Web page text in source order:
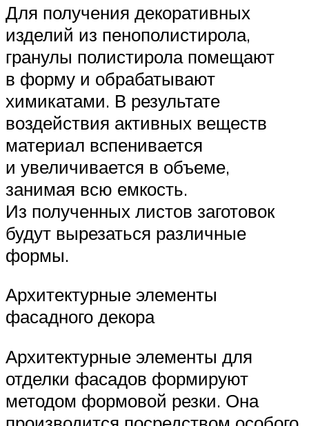
Для получения декоративных
изделий из пенополистирола,
гранулы полистирола помещают
в форму и обрабатывают
химикатами. В результате
воздействия активных веществ
материал вспенивается
и увеличивается в объеме,
занимая всю емкость.
Из полученных листов заготовок
будут вырезаться различные
формы.
Архитектурные элементы
фасадного декора
Архитектурные элементы для
отделки фасадов формируют
методом формовой резки. Она